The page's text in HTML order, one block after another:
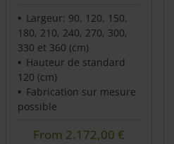
Largeur: 90, 120, 150,
180, 210, 240, 270, 300,
330 et 360 (cm)
Hauteur de standard
120 (cm)
Fabrication sur mesure
possible
From 2.172,00 €